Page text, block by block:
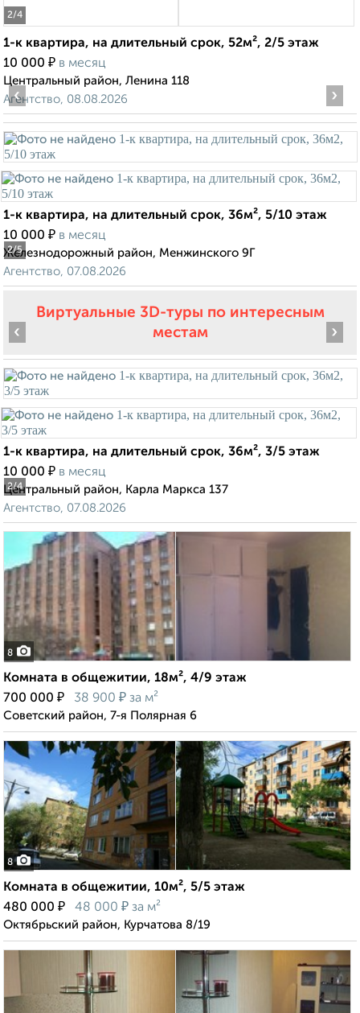
2/4
1-к квартира, на длительный срок, 52м², 2/5 этаж
10 000 ₽ в месяц
Центральный район, Ленина 118
Агентство, 08.08.2026
2/5
‹ ›
1-к квартира, на длительный срок, 36м², 5/10 этаж
10 000 ₽ в месяц
Железнодорожный район, Менжинского 9Г
Агентство, 07.08.2026
Виртуальные 3D-туры по интересным
местам
2/4
‹ ›
1-к квартира, на длительный срок, 36м², 3/5 этаж
10 000 ₽ в месяц
Центральный район, Карла Маркса 137
Агентство, 07.08.2026
8
Комната в общежитии, 18м², 4/9 этаж
700 000 ₽ 38 900 ₽ за м²
Советский район, 7-я Полярная 6
8
Комната в общежитии, 10м², 5/5 этаж
480 000 ₽ 48 000 ₽ за м²
Октябрьский район, Курчатова 8/19